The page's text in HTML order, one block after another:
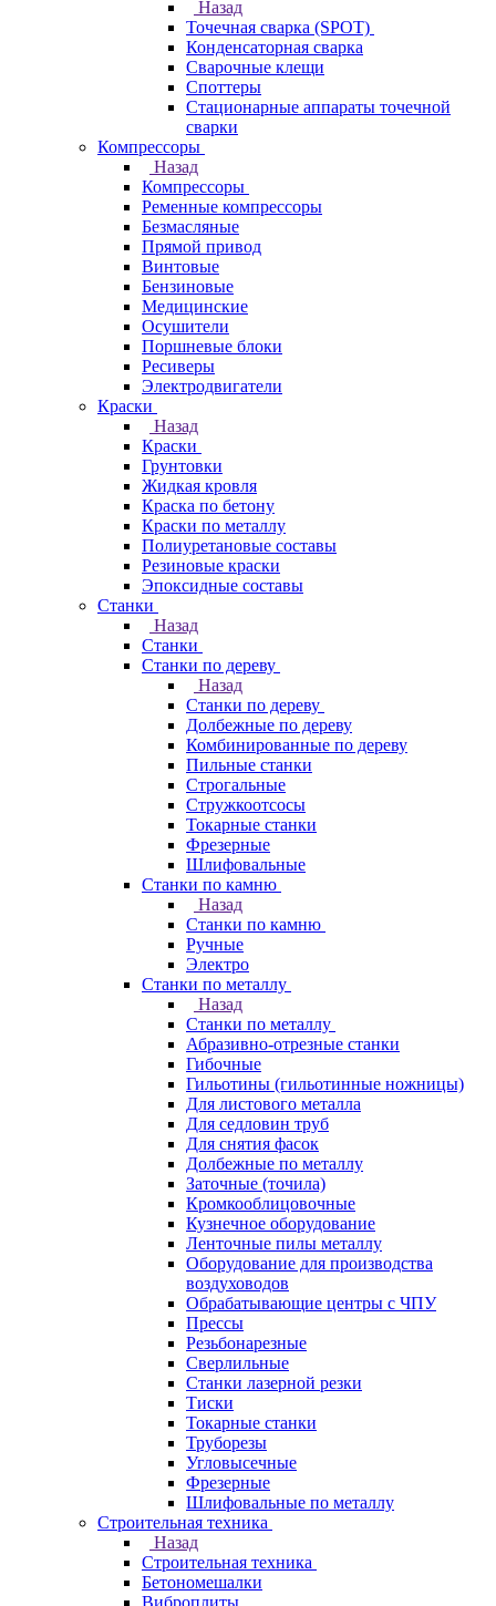
Назад
Точечная сварка (SPOT)
Конденсаторная сварка
Сварочные клещи
Споттеры
Стационарные аппараты точечной
сварки
Компрессоры
Назад
Компрессоры
Ременные компрессоры
Безмасляные
Прямой привод
Винтовые
Бензиновые
Медицинские
Осушители
Поршневые блоки
Ресиверы
Электродвигатели
Краски
Назад
Краски
Грунтовки
Жидкая кровля
Краска по бетону
Краски по металлу
Полиуретановые составы
Резиновые краски
Эпоксидные составы
Станки
Назад
Станки
Станки по дереву
Назад
Станки по дереву
Долбежные по дереву
Комбинированные по дереву
Пильные станки
Строгальные
Стружкоотсосы
Токарные станки
Фрезерные
Шлифовальные
Станки по камню
Назад
Станки по камню
Ручные
Электро
Станки по металлу
Назад
Станки по металлу
Абразивно-отрезные станки
Гибочные
Гильотины (гильотинные ножницы)
Для листового металла
Для седловин труб
Для снятия фасок
Долбежные по металлу
Заточные (точила)
Кромкооблицовочные
Кузнечное оборудование
Ленточные пилы металлу
Оборудование для производства
воздуховодов
Обрабатывающие центры с ЧПУ
Прессы
Резьбонарезные
Сверлильные
Станки лазерной резки
Тиски
Токарные станки
Труборезы
Угловысечные
Фрезерные
Шлифовальные по металлу
Строительная техника
Назад
Строительная техника
Бетономешалки
Виброплиты